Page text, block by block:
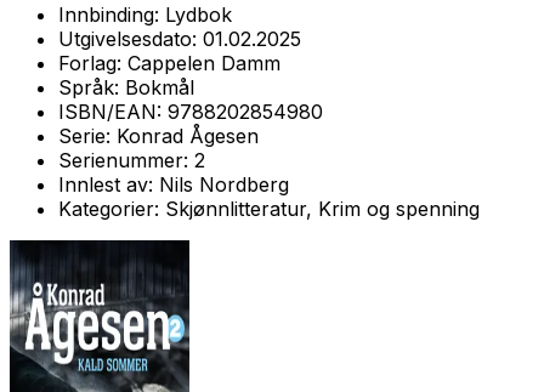
Innbinding: Lydbok
Utgivelsesdato: 01.02.2025
Forlag: Cappelen Damm
Språk: Bokmål
ISBN/EAN: 9788202854980
Serie: Konrad Ågesen
Serienummer: 2
Innlest av: Nils Nordberg
Kategorier: Skjønnlitteratur, Krim og spenning